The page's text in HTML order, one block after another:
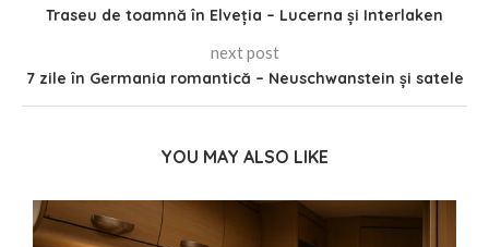
Traseu de toamnă în Elveția – Lucerna și Interlaken
next post
7 zile în Germania romantică – Neuschwanstein și satele
YOU MAY ALSO LIKE